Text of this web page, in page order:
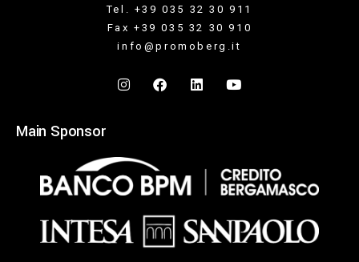
Tel. +39 035 32 30 911
Fax +39 035 32 30 910
info@promoberg.it
Main Sponsor